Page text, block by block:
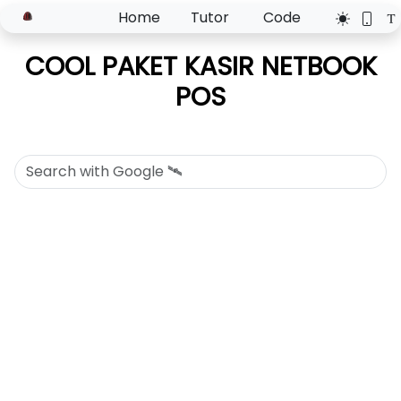
Home Tutor Code
COOL PAKET KASIR NETBOOK
POS